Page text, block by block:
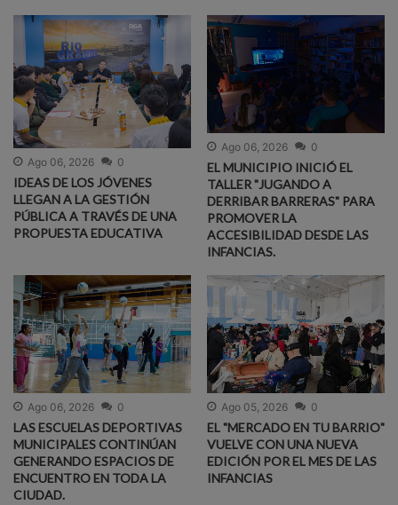
Ago 06, 2026 0
IDEAS DE LOS JÓVENES
LLEGAN A LA GESTIÓN
PÚBLICA A TRAVÉS DE UNA
PROPUESTA EDUCATIVA
Ago 06, 2026 0
EL MUNICIPIO INICIÓ EL
TALLER "JUGANDO A
DERRIBAR BARRERAS" PARA
PROMOVER LA
ACCESIBILIDAD DESDE LAS
INFANCIAS.
Ago 06, 2026 0
LAS ESCUELAS DEPORTIVAS
MUNICIPALES CONTINÚAN
GENERANDO ESPACIOS DE
ENCUENTRO EN TODA LA
CIUDAD.
Ago 05, 2026 0
EL "MERCADO EN TU BARRIO"
VUELVE CON UNA NUEVA
EDICIÓN POR EL MES DE LAS
INFANCIAS